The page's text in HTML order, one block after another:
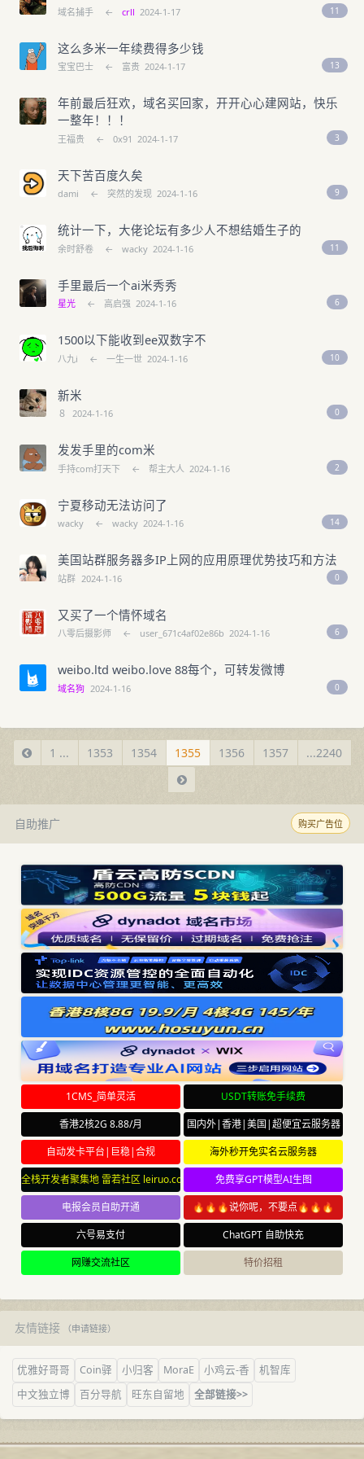
域名捕手 ← crll 2024-1-17 11
这么多米一年续费得多少钱
宝宝巴士 ← 富贵 2024-1-17 13
年前最后狂欢，域名买回家，开开心心建网站，快乐
一整年！！！
王福贵 ← 0x91 2024-1-17 3
天下苦百度久矣
dami ← 突然的发现 2024-1-16 9
统计一下，大佬论坛有多少人不想结婚生子的
余时舒卷 ← wacky 2024-1-16 11
手里最后一个ai米秀秀
星光 ← 高启强 2024-1-16 6
1500以下能收到ee双数字不
八九i ← 一生一世 2024-1-16 10
新米
８ 2024-1-16 0
发发手里的com米
手持com打天下 ← 帮主大人 2024-1-16 2
宁夏移动无法访问了
wacky ← wacky 2024-1-16 14
美国站群服务器多IP上网的应用原理优势技巧和方法
站群 2024-1-16 0
又买了一个情怀域名
八零后摄影师 ← user_671c4af02e86b 2024-1-16 6
weibo.ltd weibo.love 88每个，可转发微博
域名狗 2024-1-16 0
1 ... 1353 1354 1355 1356 1357 ...2240
自助推广 购买广告位
1CMS_简单灵活
USDT转账免手续费
香港2核2G 8.88/月
国内外|香港|美国|超便宜云服务器
自动发卡平台|巨稳|合规
海外秒开免实名云服务器
全栈开发者聚集地 雷若社区 leiruo.com
免费享GPT模型AI生图
电报会员自助开通
🔥🔥🔥说你呢，不要点🔥🔥🔥
六号易支付
ChatGPT 自助快充
网赚交流社区
特价招租
友情链接（申请链接）
优雅好哥哥 Coin驿 小归客 MoraE 小鸡云-香
机智库
中文独立博
百分导航 旺东自留地 全部链接>>